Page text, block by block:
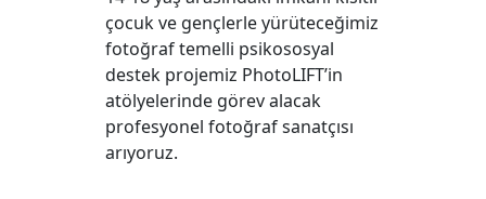
çocuk ve gençlerle yürüteceğimiz
fotoğraf temelli psikososyal
destek projemiz PhotoLIFT’in
atölyelerinde görev alacak
profesyonel fotoğraf sanatçısı
arıyoruz.